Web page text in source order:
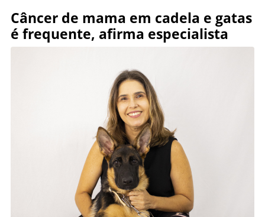
Câncer de mama em cadela e gatas
é frequente, afirma especialista